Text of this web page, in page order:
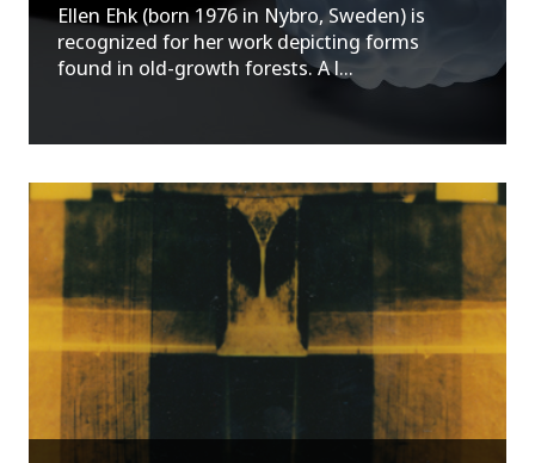
Ellen Ehk (born 1976 in Nybro, Sweden) is
recognized for her work depicting forms
found in old-growth forests. A l...